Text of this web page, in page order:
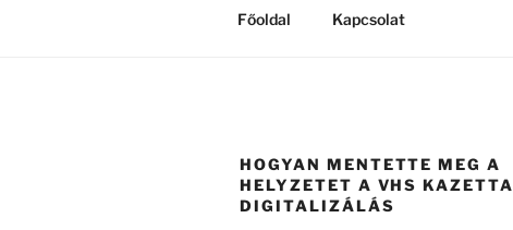
Főoldal Kapcsolat
HOGYAN MENTETTE MEG A
HELYZETET A VHS KAZETTA
DIGITALIZÁLÁS